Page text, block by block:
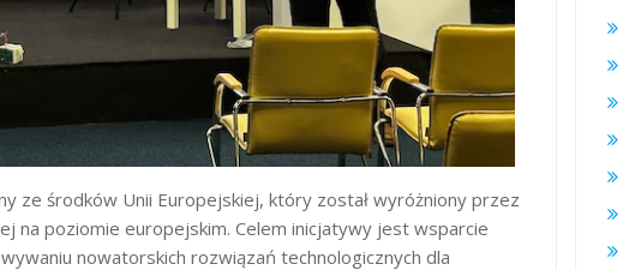
ze środków Unii Europejskiej, który został wyróżniony przez
na poziomie europejskim. Celem inicjatywy jest wsparcie
nowatorskich rozwiązań technologicznych dla